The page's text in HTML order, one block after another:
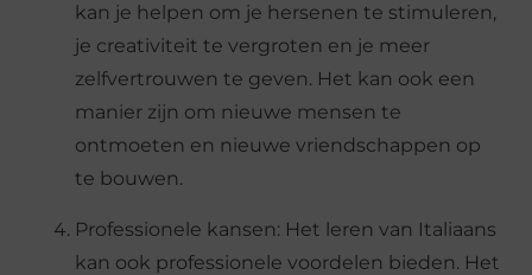
kan je helpen om je hersenen te stimuleren,
je creativiteit te vergroten en je meer
zelfvertrouwen te geven. Het kan ook een
manier zijn om nieuwe mensen te
ontmoeten en nieuwe vriendschappen op
te bouwen.
Professionele kansen: Het leren van Italiaans
kan ook professionele voordelen bieden. Het